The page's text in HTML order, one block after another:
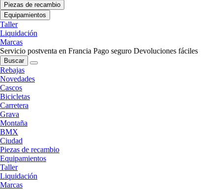
Piezas de recambio
Equipamientos
Taller
Liquidación
Marcas
Servicio postventa en Francia Pago seguro Devoluciones fáciles
Buscar
Rebajas
Novedades
Cascos
Bicicletas
Carretera
Grava
Montaña
BMX
Ciudad
Piezas de recambio
Equipamientos
Taller
Liquidación
Marcas